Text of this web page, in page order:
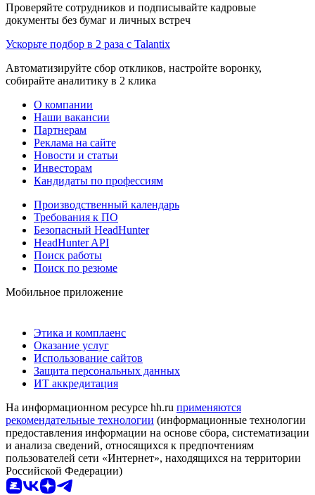
Проверяйте сотрудников и подписывайте кадровые
документы без бумаг и личных встреч
Ускорьте подбор в 2 раза с Talantix
Автоматизируйте сбор откликов, настройте воронку,
собирайте аналитику в 2 клика
О компании
Наши вакансии
Партнерам
Реклама на сайте
Новости и статьи
Инвесторам
Кандидаты по профессиям
Производственный календарь
Требования к ПО
Безопасный HeadHunter
HeadHunter API
Поиск работы
Поиск по резюме
Мобильное приложение
Этика и комплаенс
Оказание услуг
Использование сайтов
Защита персональных данных
ИТ аккредитация
На информационном ресурсе hh.ru применяются
рекомендательные технологии (информационные технологии
предоставления информации на основе сбора, систематизации
и анализа сведений, относящихся к предпочтениям
пользователей сети «Интернет», находящихся на территории
Российской Федерации)